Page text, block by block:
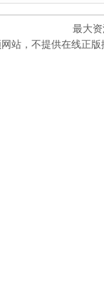
最大
站，不提供在线正